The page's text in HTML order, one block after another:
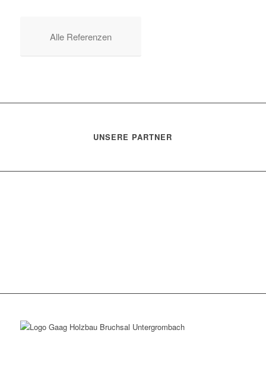
Alle Referenzen
UNSERE PARTNER